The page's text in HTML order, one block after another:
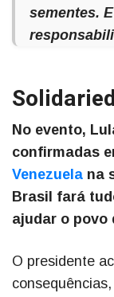
sementes.
No evento,
confirmadas
Venezuela na
Brasil fará
ajudar o povo
O presidente